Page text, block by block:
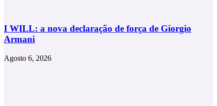
I WILL: a nova declaração de força de Giorgio
Armani
Agosto 6, 2026